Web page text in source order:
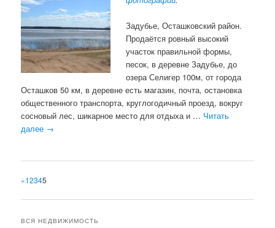
Задубье, Осташковский район.
Продаётся ровный высокий
участок правильной формы,
песок, в деревне Задубье, до
озера Селигер 100м, от города
Осташков 50 км, в деревне есть магазин, почта, остановка
общественного транспорта, круглогодичный проезд, вокруг
сосновый лес, шикарное место для отдыха и … Читать
далее →
«12345
ВСЯ НЕДВИЖИМОСТЬ